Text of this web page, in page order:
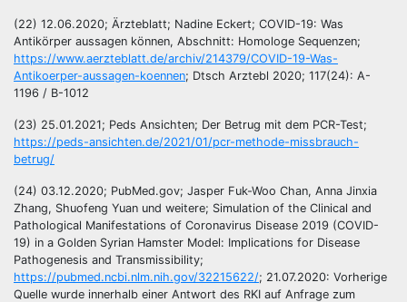
(22) 12.06.2020; Ärzteblatt; Nadine Eckert; COVID-19: Was
Antikörper aussagen können, Abschnitt: Homologe Sequenzen;
https://www.aerzteblatt.de/archiv/214379/COVID-19-Was-
Antikoerper-aussagen-koennen; Dtsch Arztebl 2020; 117(24): A-
1196 / B-1012
(23) 25.01.2021; Peds Ansichten; Der Betrug mit dem PCR-Test;
https://peds-ansichten.de/2021/01/pcr-methode-missbrauch-
betrug/
(24) 03.12.2020; PubMed.gov; Jasper Fuk-Woo Chan, Anna Jinxia
Zhang, Shuofeng Yuan und weitere; Simulation of the Clinical and
Pathological Manifestations of Coronavirus Disease 2019 (COVID-
19) in a Golden Syrian Hamster Model: Implications for Disease
Pathogenesis and Transmissibility;
https://pubmed.ncbi.nlm.nih.gov/32215622/; 21.07.2020: Vorherige
Quelle wurde innerhalb einer Antwort des RKI auf Anfrage zum